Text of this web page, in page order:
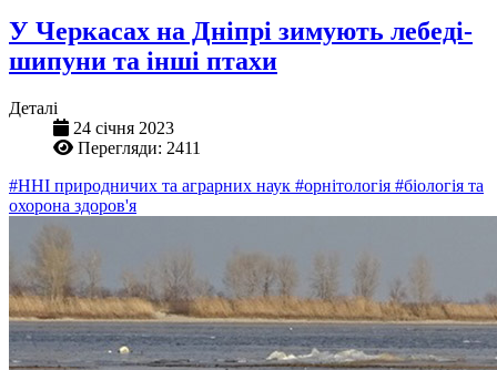
У Черкасах на Дніпрі зимують лебеді-
шипуни та інші птахи
Деталі
24 січня 2023
Перегляди: 2411
#ННІ природничих та аграрних наук #орнітологія #біологія та
охорона здоров'я